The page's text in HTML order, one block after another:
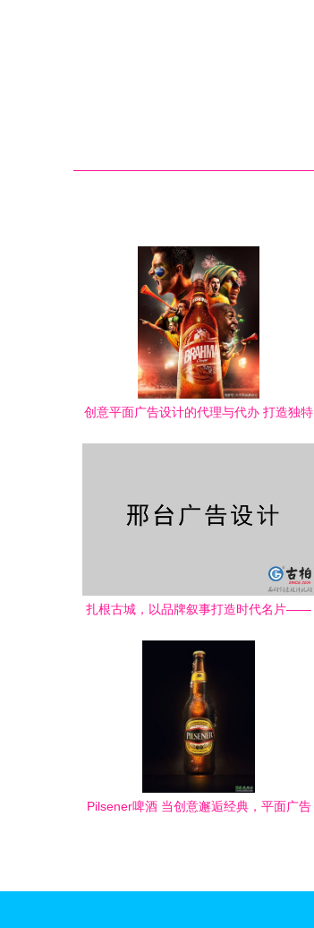
创意平面广告设计的代理与代办 打造独特
扎根古城，以品牌叙事打造时代名片——
Pilsener啤酒 当创意邂逅经典，平面广告